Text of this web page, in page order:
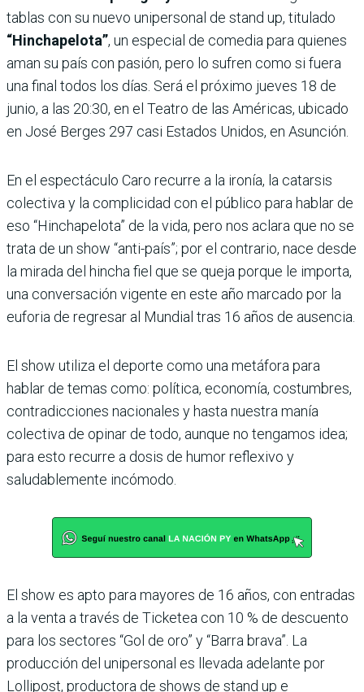
tablas con su nuevo unipersonal de stand up, titulado
“Hinchapelota”, un especial de comedia para quienes
aman su país con pasión, pero lo sufren como si fuera
una final todos los días. Será el próximo jueves 18 de
junio, a las 20:30, en el Teatro de las Américas, ubicado
en José Berges 297 casi Estados Unidos, en Asunción.
En el espectáculo Caro recurre a la ironía, la catarsis
colectiva y la complicidad con el público para hablar de
eso “Hinchapelota” de la vida, pero nos aclara que no se
trata de un show “anti-país”; por el contrario, nace desde
la mirada del hincha fiel que se queja porque le importa,
una conversación vigente en este año marcado por la
euforia de regresar al Mundial tras 16 años de ausencia.
El show utiliza el deporte como una metáfora para
hablar de temas como: política, economía, costumbres,
contradicciones nacionales y hasta nuestra manía
colectiva de opinar de todo, aunque no tengamos idea;
para esto recurre a dosis de humor reflexivo y
saludablemente incómodo.
El show es apto para mayores de 16 años, con entradas
a la venta a través de Ticketea con 10 % de descuento
para los sectores “Gol de oro” y “Barra brava”. La
producción del unipersonal es llevada adelante por
Lollipost, productora de shows de stand up e